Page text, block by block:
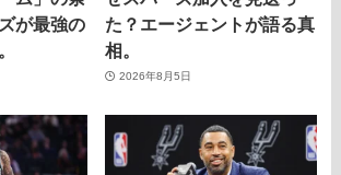
が最強の
た？エージェントが語る真
相。
2026年8月5日